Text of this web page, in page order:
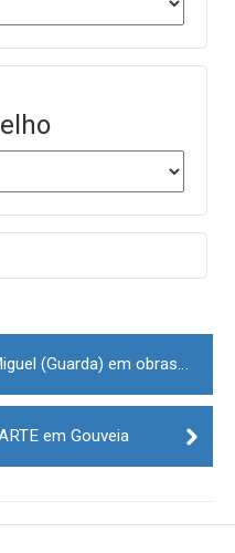
Mercado Municipal de S. Miguel (Guarda) em obras, mas em funcionamento
em Gouveia